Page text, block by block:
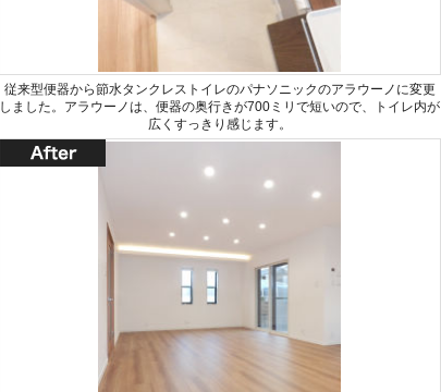
従来型便器から節水タンクレストイレのパナソニックのアラウーノに変更
しました。アラウーノは、便器の奥行きが700ミリで短いので、トイレ内が
広くすっきり感じます。